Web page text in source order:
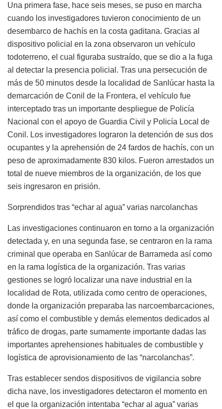
Una primera fase, hace seis meses, se puso en marcha
cuando los investigadores tuvieron conocimiento de un
desembarco de hachís en la costa gaditana. Gracias al
dispositivo policial en la zona observaron un vehículo
todoterreno, el cual figuraba sustraído, que se dio a la fuga
al detectar la presencia policial. Tras una persecución de
más de 50 minutos desde la localidad de Sanlúcar hasta la
demarcación de Conil de la Frontera, el vehículo fue
interceptado tras un importante despliegue de Policía
Nacional con el apoyo de Guardia Civil y Policía Local de
Conil. Los investigadores lograron la detención de sus dos
ocupantes y la aprehensión de 24 fardos de hachís, con un
peso de aproximadamente 830 kilos. Fueron arrestados un
total de nueve miembros de la organización, de los que
seis ingresaron en prisión.
Sorprendidos tras “echar al agua” varias narcolanchas
Las investigaciones continuaron en torno a la organización
detectada y, en una segunda fase, se centraron en la rama
criminal que operaba en Sanlúcar de Barrameda así como
en la rama logística de la organización. Tras varias
gestiones se logró localizar una nave industrial en la
localidad de Rota, utilizada como centro de operaciones,
donde la organización preparaba las narcoembarcaciones,
así como el combustible y demás elementos dedicados al
tráfico de drogas, parte sumamente importante dadas las
importantes aprehensiones habituales de combustible y
logística de aprovisionamiento de las “narcolanchas”.
Tras establecer sendos dispositivos de vigilancia sobre
dicha nave, los investigadores detectaron el momento en
el que la organización intentaba “echar al agua” varias